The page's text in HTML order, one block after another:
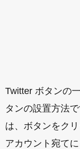
Twitter ボタンの
タンの設置方法
は、ボタンをク
アカウント宛て